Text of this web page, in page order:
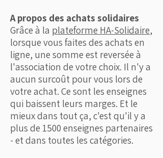
A propos des achats solidaires
Grâce à la plateforme HA-Solidaire,
lorsque vous faites des achats en
ligne, une somme est reversée à
l'association de votre choix. Il n'y a
aucun surcoût pour vous lors de
votre achat. Ce sont les enseignes
qui baissent leurs marges. Et le
mieux dans tout ça, c'est qu'il y a
plus de 1500 enseignes partenaires
- et dans toutes les catégories.